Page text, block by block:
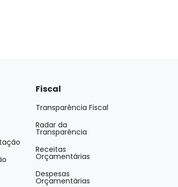
Fiscal
Transparência Fiscal
Radar da
Transparência
Receitas
Orçamentárias
Despesas
Orçamentárias